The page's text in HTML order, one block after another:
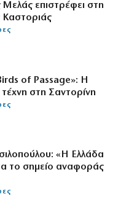
επιστρέφει στη
Καστοριάς
of Passage»: Η
στη Σαντορίνη
«Η Ελλάδα
το σημείο αναφοράς